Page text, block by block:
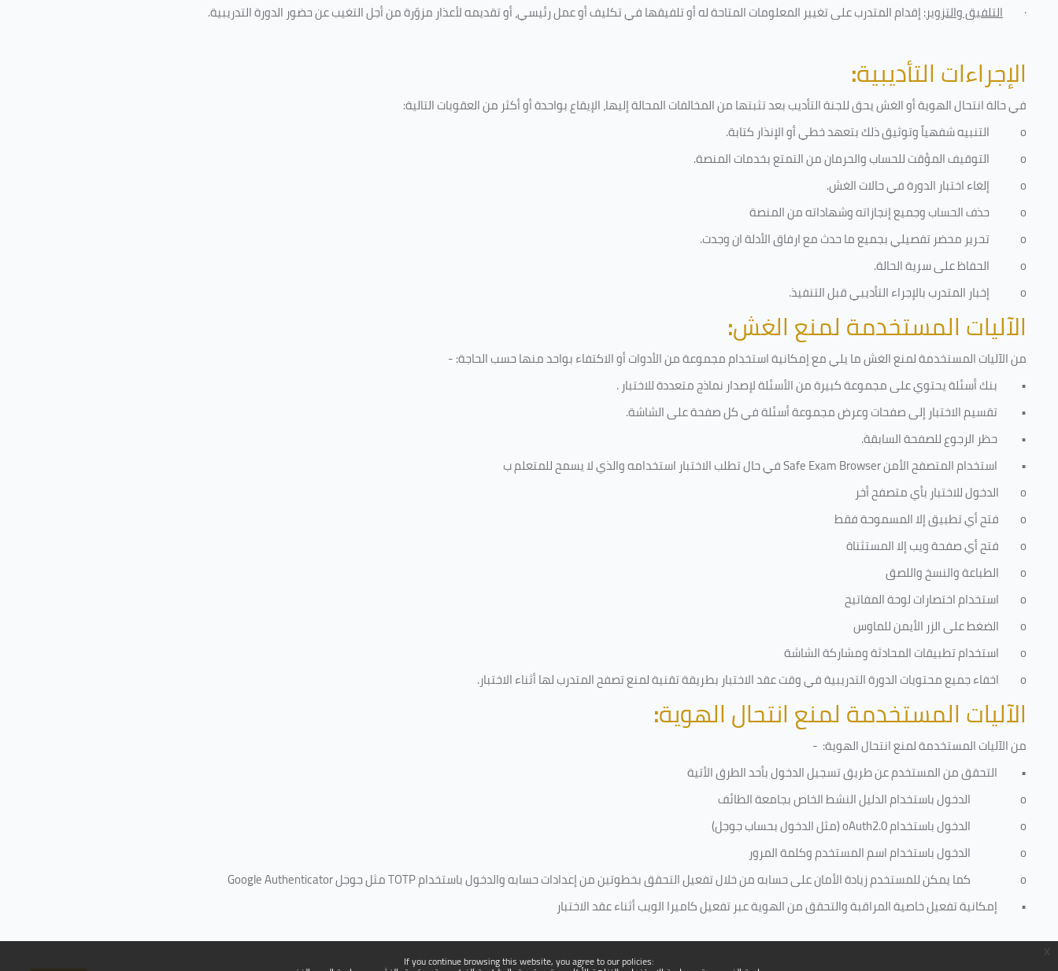
If you continue browsing this website, you agree to our policies:
· التلفيق والتزوير: إقدام المتدرب على تغيير المعلومات المتاحة له أو تلفيقها في تكليف أو عمل رئيسي، أو تقديمه لأعذار مزوّرة من أجل التغيب عن حضور الدورة التدريبية.
الإجراءات التأديبية:
في حالة انتحال الهوية أو الغش يحق للجنة التأديب بعد تثبتها من المخالفات المحالة إليها، الإيقاع بواحدة أو أكثر من العقوبات التالية:
o
التنبيه شفهياً وتوثيق ذلك بتعهد خطي أو الإنذار كتابة.
o
التوقيف المؤقت للحساب والحرمان من التمتع بخدمات المنصة.
o
إلغاء اختبار الدورة في حالات الغش.
o
حذف الحساب وجميع إنجازاته وشهاداته من المنصة
o
تحرير محضر تفصيلي بجميع ما حدث مع ارفاق الأدلة ان وجدت.
o
الحفاظ على سرية الحالة.
o
إخبار المتدرب بالإجراء التأديبي قبل التنفيذ.
الآليات المستخدمة لمنع الغش:
من الآليات المستخدمة لمنع الغش ما يلي مع إمكانية استخدام مجموعة من الأدوات أو الاكتفاء بواحد منها حسب الحاجة: -
• بنك أسئلة يحتوي على مجموعة كبيرة من الأسئلة لإصدار نماذج متعددة للاختبار.
• تقسيم الاختبار إلى صفحات وعرض مجموعة أسئلة في كل صفحة على الشاشة.
• حظر الرجوع للصفحة السابقة.
• استخدام المتصفح الأمنSafe Exam Browserفي حال تطلب الاختبار استخدامه والذي لا يسمح للمتعلم ب
o
الدخول للاختبار بأي متصفح أخر
o
فتح أي تطبيق إلا المسموحة فقط
o
فتح أي صفحة ويب إلا المستثناة
o
الطباعة والنسخ واللصق
o
استخدام اختصارات لوحة المفاتيح
o
الضغط على الزر الأيمن للماوس
o
استخدام تطبيقات المحادثة ومشاركة الشاشة
o
اخفاء جميع محتويات الدورة التدريبية في وقت عقد الاختبار بطريقة تقنية لمنع تصفح المتدرب لها أثناء الاختبار.
الآليات المستخدمة لمنع انتحال الهوية:
من الآليات المستخدمة لمنعانتحال الهوية: -
• التحقق من المستخدم عن طريق تسجيل الدخول بأحد الطرق الأتية
o
الدخول باستخدام الدليل النشط الخاص بجامعة الطائف
o
الدخول باستخدامoAuth2.0(مثل الدخول بحساب جوجل)
o
الدخول باستخدام اسم المستخدم وكلمة المرور
o
كما يمكن للمستخدم زيادة الأمان على حسابه من خلال تفعيل التحقق بخطوتين من إعدادات حسابه والدخول باستخدامTOTPمثل جوجلGoogle Authenticator
• إمكانية تفعيل خاصية المراقبة والتحقق من الهوية عبر تفعيل كاميرا الويب أثناء عقد الاختبار